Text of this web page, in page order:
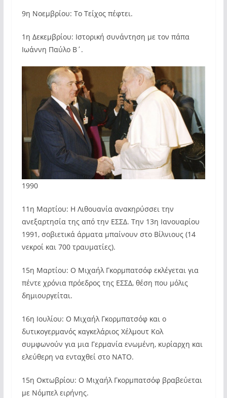
9η Νοεμβρίου: Το Τείχος πέφτει.
1η Δεκεμβρίου: Ιστορική συνάντηση με τον πάπα
Ιωάννη Παύλο Β΄.
1990
11η Μαρτίου: Η Λιθουανία ανακηρύσσει την
ανεξαρτησία της από την ΕΣΣΔ. Την 13η Ιανουαρίου
1991, σοβιετικά άρματα μπαίνουν στο Βίλνιους (14
νεκροί και 700 τραυματίες).
15η Μαρτίου: Ο Μιχαήλ Γκορμπατσόφ εκλέγεται για
πέντε χρόνια πρόεδρος της ΕΣΣΔ, θέση που μόλις
δημιουργείται.
16η Ιουλίου: Ο Μιχαήλ Γκορμπατσόφ και ο
δυτικογερμανός καγκελάριος Χέλμουτ Κολ
συμφωνούν για μια Γερμανία ενωμένη, κυρίαρχη και
ελεύθερη να ενταχθεί στο NATO.
15η Οκτωβρίου: Ο Μιχαήλ Γκορμπατσόφ βραβεύεται
με Νόμπελ ειρήνης.